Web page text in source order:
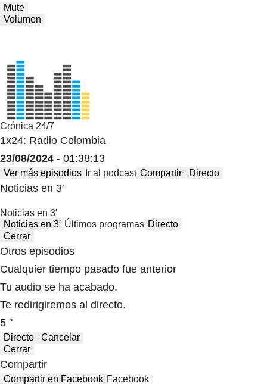
Mute
Volumen
Crónica 24/7
1x24: Radio Colombia
23/08/2024 - 01:38:13
Ver más episodios Ir al podcast Compartir Directo
Noticias en 3′
Noticias en 3′
Noticias en 3′ Últimos programas Directo
Cerrar
Otros episodios
Cualquier tiempo pasado fue anterior
Tu audio se ha acabado.
Te redirigiremos al directo.
5 "
Directo
Cancelar
Cerrar
Compartir
Compartir en Facebook Facebook